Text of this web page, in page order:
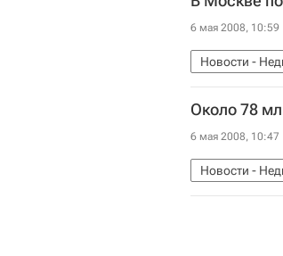
6 мая 2008, 10:59
Новости -
Около 78
6 мая 2008, 10:47
Новости -